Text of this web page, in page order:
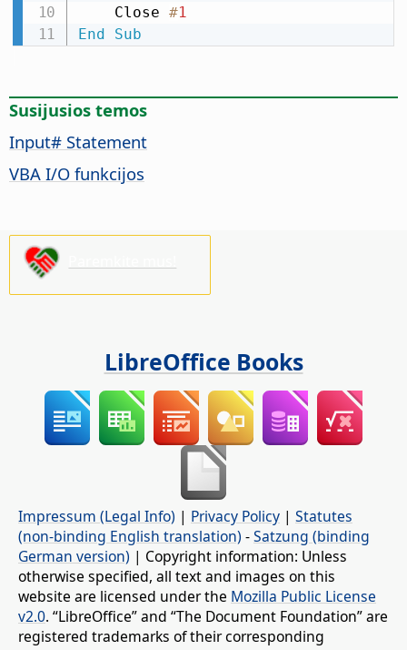
    Close
#1
End
Sub
Susijusios temos
Input# Statement
VBA I/O funkcijos
LibreOffice Books
Impressum (Legal Info) | Privacy Policy | Statutes
(non-binding English translation) -Satzung (binding
German version) | Copyright information: Unless
otherwise specified, all text and images on this
website are licensed under the Mozilla Public License
v2.0. “LibreOffice” and “The Document Foundation” are
registered trademarks of their corresponding